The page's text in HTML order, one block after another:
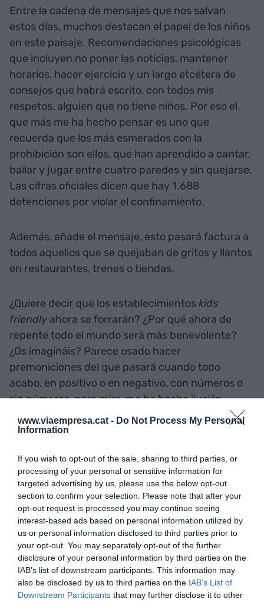
www.viaempresa.cat - Do Not Process My Personal
Information
If you wish to opt-out of the sale, sharing to third parties, or
processing of your personal or sensitive information for
targeted advertising by us, please use the below opt-out
section to confirm your selection. Please note that after your
opt-out request is processed you may continue seeing
interest-based ads based on personal information utilized by
us or personal information disclosed to third parties prior to
your opt-out. You may separately opt-out of the further
disclosure of your personal information by third parties on the
IAB’s list of downstream participants. This information may
also be disclosed by us to third parties on the IAB’s List of
Downstream Participants that may further disclose it to other
Entre la cadena de mensajes que nos salvan
estos días, muchos destacan el papel de los niños
en este paisaje. Recomendaciones psicológicas
que incluyen no poner las noticias, mantener
horarios, hacer ejercicio y un largo etcétera de
consejos que habrá escrito, con todos mis
respetos, alguien que no tiene niños. Por eso el
que más me ha hecho pensar es uno que
recuerda que los más esmerados con la
prohibición son ellos, que han aprendido a cantar,
bailar y jugar entre cuatro paredes y sin quejarse.
Las cifras oficiales dicen que hay 1.688
detenciones por violar el confinamiento.
Además, añade el mensaje, esto pasará factura a
todos aquellos que se quejaban de gritos y llantos
en restaurantes, trenes o tiendas.
¿Quiere decir que los establecimientoskids
friendly ahora se forrarán? ¿Por qué ahora de
repente todo el mundo será más benevolente?
¿Os imagináis? Parece osado hacer
premoniciones del que pasará cuando todo
acabo, en positivo o en negativo, con números o
sin números, pero mira, me ha hecho ilusión
pensar que igual, a partir de ahora, podemos ir a
algún buen restaurante sin pensar que el
tanto, nosotros, no cabemos.
A veces las consecuencias pequeñas de
situaciones tan grandes son las que dan aliento al
día a día. Estaría bien tener una moratoria al
pesimismo que muchos derraman por encima de
todos cada día. Como esta alerta del Gobierno.
VIA Empresa
como fuente preferida